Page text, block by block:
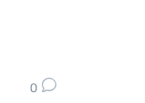
0